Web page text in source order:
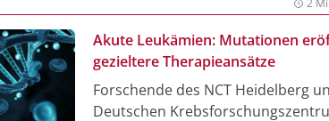
Akute Leukämien: Mutationen
gezieltere Therapieansätze
Forschende des NCT Heidelberg
Deutschen